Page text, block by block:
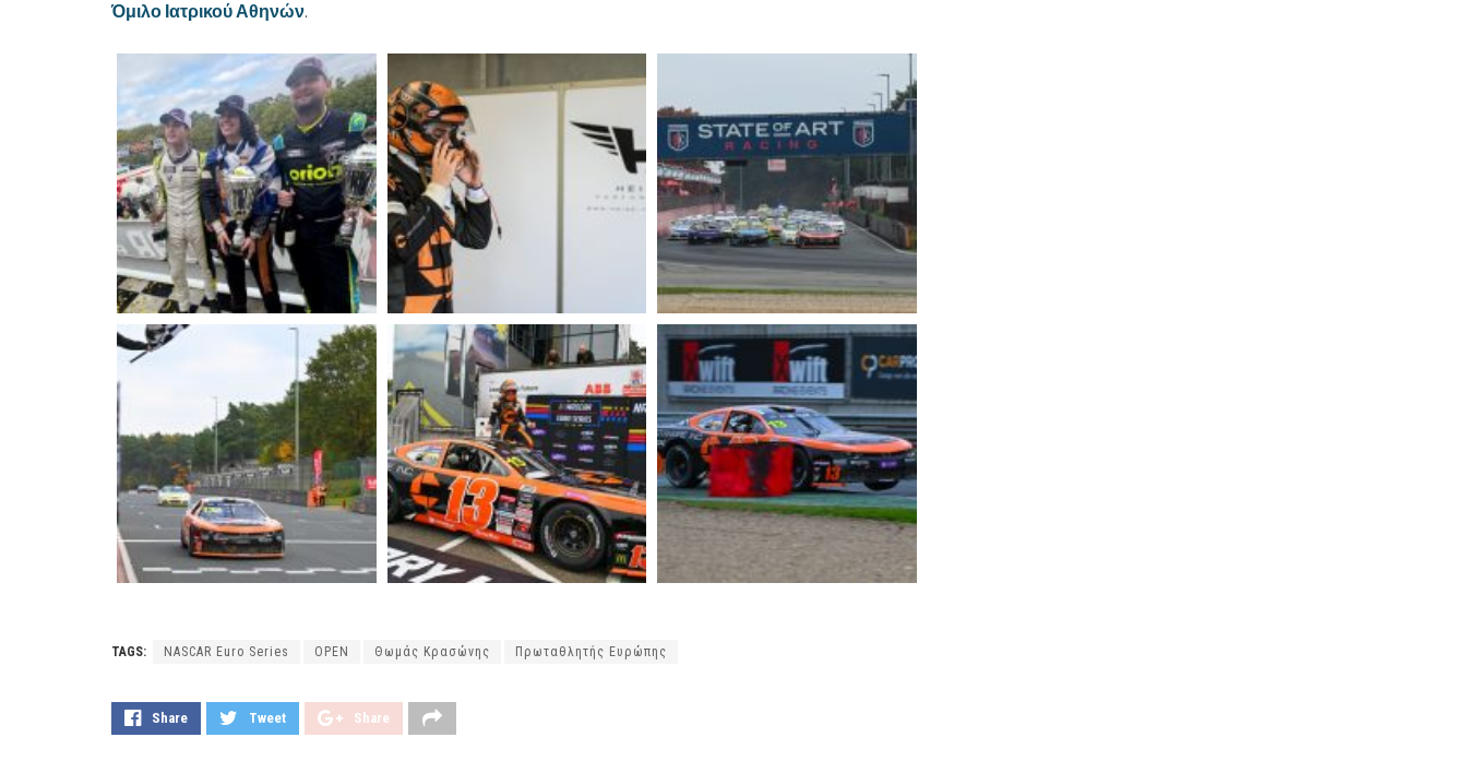
Όμιλο Ιατρικού Αθηνών.
TAGS: NASCAR Euro Series OPEN Θωμάς Κρασώνης Πρωταθλητής Ευρώπης
Share Tweet Share